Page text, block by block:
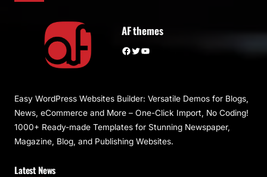
AF themes
Facebook Twitter YouTube
Easy WordPress Websites Builder: Versatile Demos for Blogs,
News, eCommerce and More – One-Click Import, No Coding!
1000+ Ready-made Templates for Stunning Newspaper,
Magazine, Blog, and Publishing Websites.
Latest News